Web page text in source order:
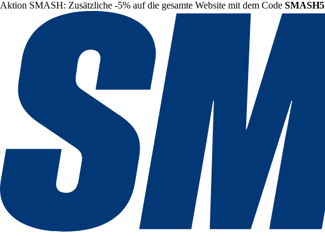
Aktion SMASH: Zusätzliche -5% auf die gesamte Website mit dem Code SMASH5